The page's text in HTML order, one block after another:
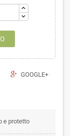
GOOGLE+
e protetto